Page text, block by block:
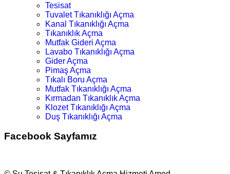
Tesisat
Tuvalet Tıkanıklığı Açma
Kanal Tıkanıklığı Açma
Tıkanıklık Açma
Mutfak Gideri Açma
Lavabo Tıkanıklığı Açma
Gider Açma
Pimaş Açma
Tıkalı Boru Açma
Mutfak Tıkanıklığı Açma
Kırmadan Tıkanıklık Açma
Klozet Tıkanıklığı Açma
Duş Tıkanıklığı Açma
Facebook Sayfamız